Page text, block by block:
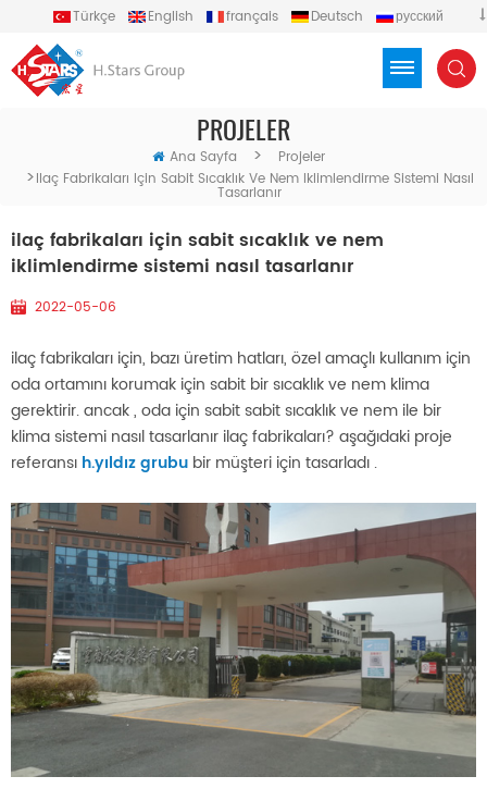
Türkçe English français Deutsch
русский
PROJELER
Ana Sayfa > Projeler
>Ilaç Fabrikaları Için Sabit Sıcaklık Ve Nem Iklimlendirme Sistemi Nasıl
Tasarlanır
ilaç fabrikaları için sabit sıcaklık ve nem
iklimlendirme sistemi nasıl tasarlanır
2022-05-06
ilaç fabrikaları için, bazı üretim hatları, özel amaçlı kullanım için
oda ortamını korumak için sabit bir sıcaklık ve nem klima
gerektirir. ancak , oda için sabit sabit sıcaklık ve nem ile bir
klima sistemi nasıl tasarlanır ilaç fabrikaları? aşağıdaki proje
referansı h.yıldız grubu bir müşteri için tasarladı .